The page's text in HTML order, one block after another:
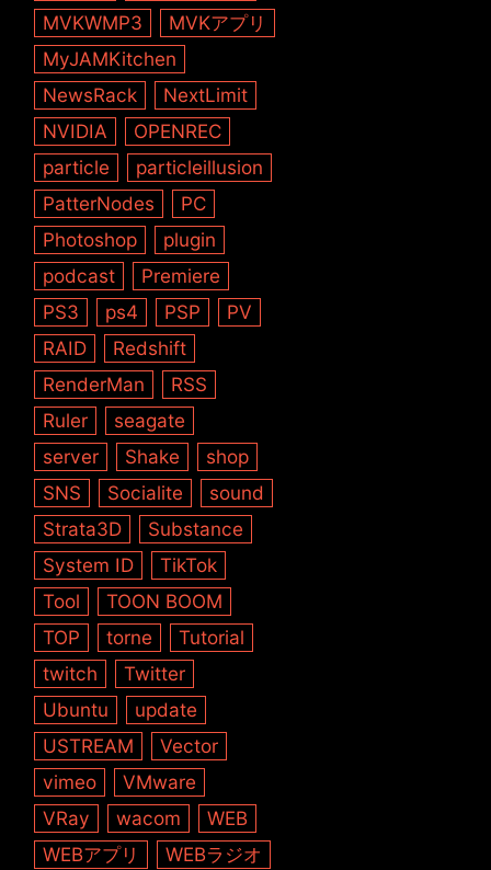
MVKWMP3
MVKアプリ
MyJAMKitchen
NewsRack
NextLimit
NVIDIA
OPENREC
particle
particleillusion
PatterNodes
PC
Photoshop
plugin
podcast
Premiere
PS3
ps4 PSP
PV
RAID
Redshift
RenderMan
RSS
Ruler
seagate
server
Shake
shop
SNS
Socialite
sound
Strata3D
Substance
System ID
TikTok
Tool
TOON BOOM
TOP
torne
Tutorial
twitch
Twitter
Ubuntu
update
USTREAM
Vector
vimeo
VMware
VRay
wacom
WEB
WEBアプリ
WEBラジオ